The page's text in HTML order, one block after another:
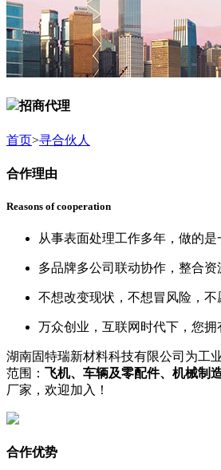
招商代理
首页>寻合伙人
合作理由
Reasons of cooperation
从事表面处理工作多年，做的
多品牌多公司联动协作，整合
不想改变现状，不想冒风险，不
万众创业，互联网时代下，您拥
湖南固特瑞新材料科技有限公司为工
范围： 飞机、车辆及零配件、机械制
厂家，欢迎加入！
合作优势